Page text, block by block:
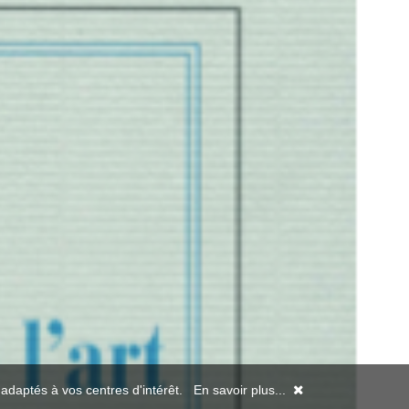
à vos centres d'intérêt. En savoir plus...